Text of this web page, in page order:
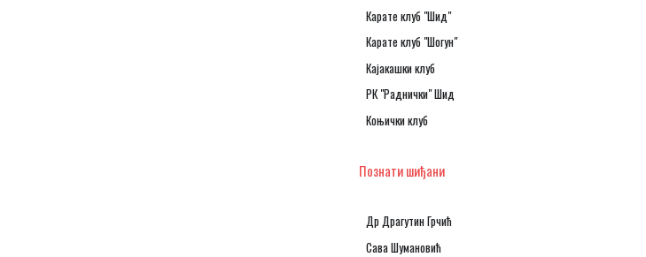
Карате клуб "Шид"
Карате клуб "Шогун"
Кајакашки клуб
РК "Раднички" Шид
Коњички клуб
Познати шиђани
Др Драгутин Грчић
Сава Шумановић